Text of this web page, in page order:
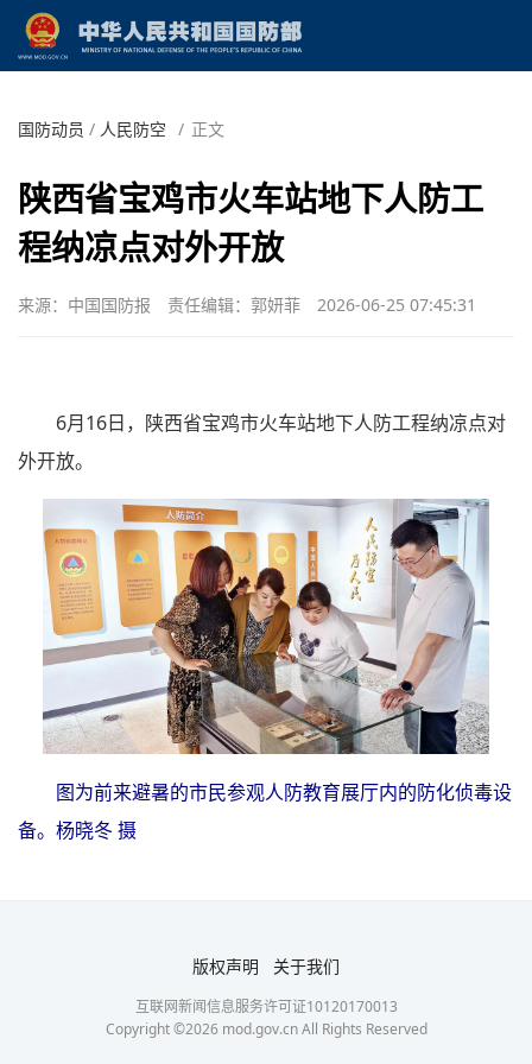
国防动员 / 人民防空 / 正文
陕西省宝鸡市火车站地下人防工
程纳凉点对外开放
来源：中国国防报 责任编辑：郭妍菲 2026-06-25 07:45:31
6月16日，陕西省宝鸡市火车站地下人防工程纳凉点对
外开放。
图为前来避暑的市民参观人防教育展厅内的防化侦毒设
备。杨晓冬 摄
版权声明 关于我们
互联网新闻信息服务许可证10120170013
Copyright ©2026mod.gov.cn All Rights Reserved